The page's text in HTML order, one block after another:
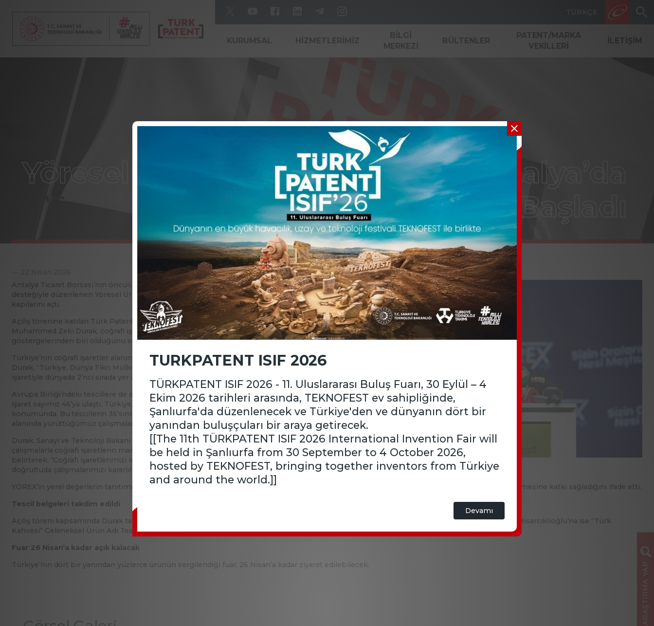
Yöresel Ürünler Fuarı - YÖREX Antalya’da
Başladı
Antalya Ticaret Borsası’nın öncülüğünde, Türkiye Odalar ve Borsalar Birliği’nin (TOBB)
desteğiyle düzenlenen Yöresel Ürünler Fuarı (YÖREX), 14’üncü kez ziyaretçilerine
kapılarını açtı.
Açılış törenine katılan Türk Patent ve Marka Kurumu (TÜRKPATENT) Başkanı Prof. Dr.
Muhammed Zeki Durak, coğrafi işaretlerin yerel üretim gücünün en önemli
göstergelerinden biri olduğunu söyledi.
Türkiye’nin coğrafi işaretler alanında önemli bir konumda bulunduğunu vurgulayan
Durak, “Türkiye, Dünya Fikri Mülkiyet Örgütü (WIPO) verilerine göre, 1837 coğrafi
işaretiyle dünyada 2’nci sırada yer alıyor.” ifadesini kullandı.
Avrupa Birliği’ndeki tescillere de değinen Durak, “Avrupa Birliği’nde tescilli coğrafi
işaret sayımız 46’ya ulaştı. Türkiye, AB’de en çok coğrafi işaret tescili alan 3’üncü ülke
konumunda. Bu tescillerin 36’sının son üç yılda gerçekleşmiş olması, coğrafi işaretler
alanında yürüttüğümüz çalışmaların somut bir sonucudur.” diye konuştu.
Durak, Sanayi ve Teknoloji Bakanı Mehmet Fatih Kacır’ın öncülüğünde yürütülen
çalışmalarla coğrafi işaretlerin markalaşma ve ticarileşme süreçlerinin güçlendirildiğini
belirterek, “Coğrafi işaretlerimizi küresel markalara dönüştürmeyi hedefliyoruz. Bu
doğrultuda çalışmalarımızı kararlılıkla sürdürüyoruz.” dedi.
YÖREX’in yerel değerlerin tanıtımı açısından önemli bir platform olduğuna işaret eden Durak, fuarın yöresel ürünlerin markalaşması ve ticarileşmesine katkı sağladığını ifade etti.
Tescil belgeleri takdim edildi
Açılış töreni kapsamında Durak tarafından; Antalya Valisi Hulusi Şahin’e “İbradı Enek Pekmezi” Coğrafi İşaret Tescil Belgesi, TOBB Başkanı Rifat Hisarcıklıoğlu’na ise “Türk
Kahvesi” Geleneksel Ürün Adı Tescil Belgesi takdim edildi.
Fuar 26 Nisan’a kadar açık kalacak
Türkiye’nin dört bir yanından yüzlerce ürünün sergilendiği fuar, 26 Nisan’a kadar ziyaret edilebilecek.
TÜRKÇE
BAŞVURU YAP
KURUMSAL HIZMETLERIMIZ
BILGI
MERKEZI
BÜLTENLER
PATENT/MARKA
VEKILLERI
İLETIŞIM
ARAŞTIRMA YAP
TURKPATENT ISIF 2026
TÜRKPATENT ISIF 2026 - 11. Uluslararası Buluş Fuarı, 30 Eylül – 4
Ekim 2026 tarihleri arasında, TEKNOFEST ev sahipliğinde,
Şanlıurfa'da düzenlenecek ve Türkiye'den ve dünyanın dört bir
yanından buluşçuları bir araya getirecek.
[[The 11th TÜRKPATENT ISIF 2026 International Invention Fair will
be held in Şanlıurfa from 30 September to 4 October 2026,
hosted by TEKNOFEST, bringing together inventors from Türkiye
and around the world.]]
Devamı